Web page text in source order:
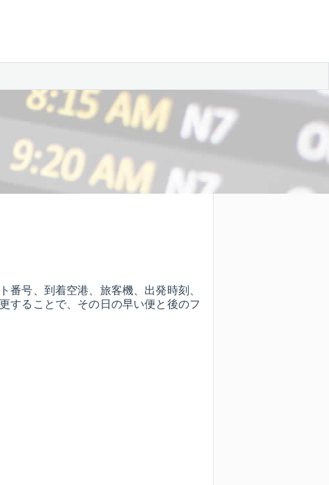
番号、到着空港、旅客機、出発時刻、
することで、その日の早い便と後のフ